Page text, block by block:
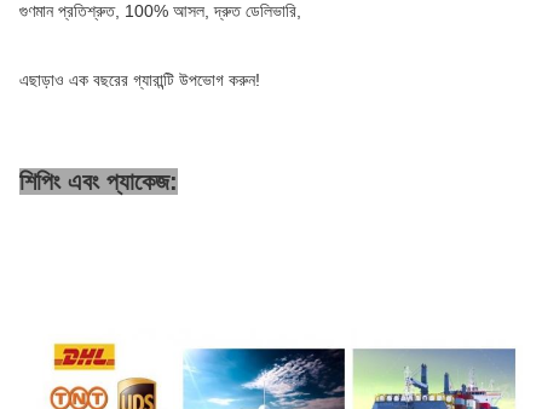
গুণমান প্রতিশ্রুত, 100% আসল, দ্রুত ডেলিভারি,
এছাড়াও এক বছরের গ্যারান্টি উপভোগ করুন!
শিপিং এবং প্যাকেজ: